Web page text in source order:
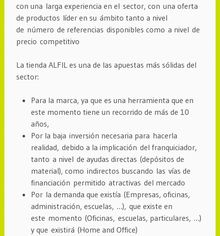
con una larga experiencia en el sector, con una oferta
de productos líder en su ámbito tanto a nivel
de número de referencias disponibles como a nivel de
precio competitivo
La tienda ALFIL es una de las apuestas más sólidas del
sector:
Para la marca, ya que es una herramienta que en
este momento tiene un recorrido de más de 10
años,
Por la baja inversión necesaria para hacerla
realidad, debido a la implicación del franquiciador,
tanto a nivel de ayudas directas (depósitos de
material), como indirectos buscando las vías de
financiación permitido atractivas del mercado
Por la demanda que existía (Empresas, oficinas,
administración, escuelas, …), que existe en
este momento (Oficinas, escuelas, particulares, …)
y que existirá (Home and Office)